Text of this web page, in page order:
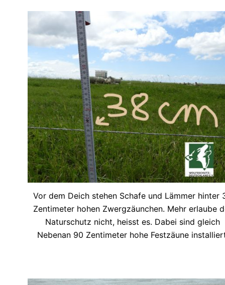
Vor dem Deich stehen Schafe und Lämmer hinter
Zentimeter hohen Zwergzäunchen. Mehr erlaube
Naturschutz nicht, heisst es. Dabei sind gleich
Nebenan 90 Zentimeter hohe Festzäune